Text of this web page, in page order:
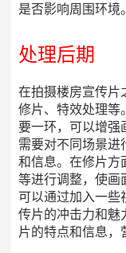
是否影响周围环境。
处理后期
在拍摄楼房宣传片
修片、特效处理等
要一环，可以增强
需要对不同场景进
和信息。在修片方
等进行调整，使画
可以通过加入一些
传片的冲击力和魅
片的特点和信息，